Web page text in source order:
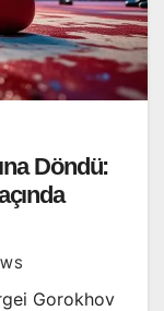
Döndü:
Gorokhov